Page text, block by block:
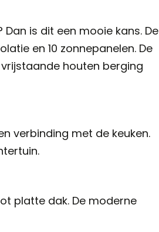
is dit een mooie kans. De
en 10 zonnepanelen. De
houten berging
verbinding met de keuken.
platte dak. De moderne